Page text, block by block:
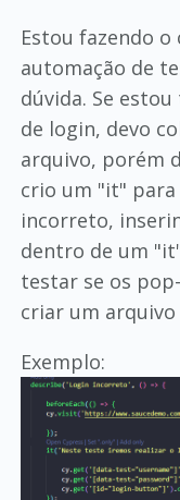
Estou fazendo o
automação de
dúvida. Se
de login, devo
arquivo, porém
crio um "it"
incorreto,
dentro de um
testar se os
criar um arquivo
Exemplo: